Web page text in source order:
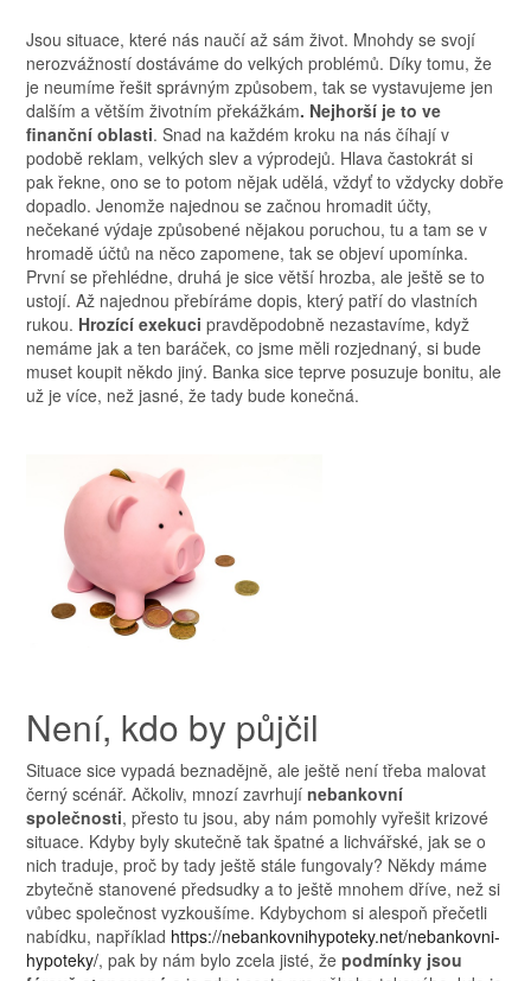
Jsou situace, které nás naučí až sám život. Mnohdy se svojí
nerozvážností dostáváme do velkých problémů. Díky tomu, že
je neumíme řešit správným způsobem, tak se vystavujeme jen
dalším a větším životním překážkám. Nejhorší je to ve
finanční oblasti. Snad na každém kroku na nás číhají v
podobě reklam, velkých slev a výprodejů. Hlava častokrát si
pak řekne, ono se to potom nějak udělá, vždyť to vždycky dobře
dopadlo. Jenomže najednou se začnou hromadit účty,
nečekané výdaje způsobené nějakou poruchou, tu a tam se v
hromadě účtů na něco zapomene, tak se objeví upomínka.
První se přehlédne, druhá je sice větší hrozba, ale ještě se to
ustojí. Až najednou přebíráme dopis, který patří do vlastních
rukou. Hrozící exekuci pravděpodobně nezastavíme, když
nemáme jak a ten baráček, co jsme měli rozjednaný, si bude
muset koupit někdo jiný. Banka sice teprve posuzuje bonitu, ale
už je více, než jasné, že tady bude konečná.
Není, kdo by půjčil
Situace sice vypadá beznadějně, ale ještě není třeba malovat
černý scénář. Ačkoliv, mnozí zavrhují nebankovní
společnosti, přesto tu jsou, aby nám pomohly vyřešit krizové
situace. Kdyby byly skutečně tak špatné a lichvářské, jak se o
nich traduje, proč by tady ještě stále fungovaly? Někdy máme
zbytečně stanovené předsudky a to ještě mnohem dříve, než si
vůbec společnost vyzkoušíme. Kdybychom si alespoň přečetli
nabídku, například https://nebankovnihypoteky.net/nebankovni-
hypoteky/, pak by nám bylo zcela jisté, žepodmínky jsou